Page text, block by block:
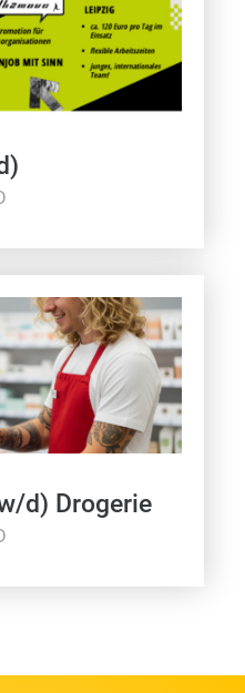
d) Drogerie